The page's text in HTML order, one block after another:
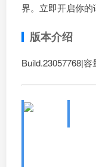
界。立即开启你的
版本介绍
Build.23057768|